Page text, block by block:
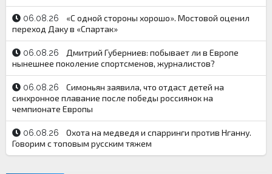
06.08.26
«С одной стороны хорошо». Мостовой оценил
переход Даку в «Спартак»
06.08.26
Дмитрий Губерниев: побывает ли в Европе
нынешнее поколение спортсменов, журналистов?
06.08.26
Симоньян заявила, что отдаст детей на
синхронное плавание после победы россиянок на
чемпионате Европы
06.08.26
Охота на медведя и спарринги против Нганну.
Говорим с топовым русским тяжем